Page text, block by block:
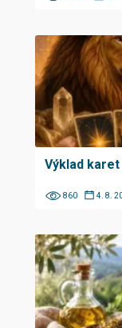
Výklad
860 4. 8.